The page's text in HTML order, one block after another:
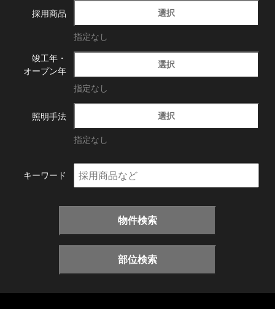
採用商品 選択
指定なし
竣工年・
オープン年
選択
指定なし
照明手法 選択
指定なし
キーワード
物件検索
部位検索